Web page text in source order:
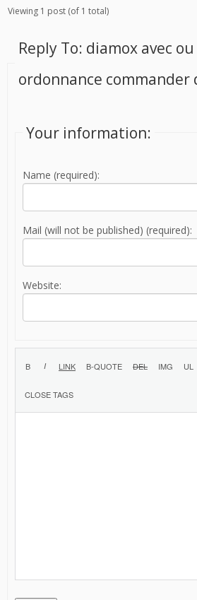
Viewing 1 post (of 1 total)
Reply To: diamox avec
ordonnance commander
Your information:
Name (required):
Mail (will not be published) (required):
Website: